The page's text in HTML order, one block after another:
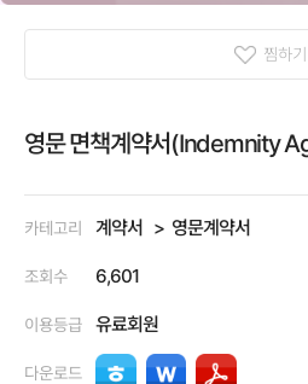
찜하기
영문 면책계약서(Indemnity
카테고리 계약서 영문계약서
조회수 6,601
이용등급 유료회원
다운로드